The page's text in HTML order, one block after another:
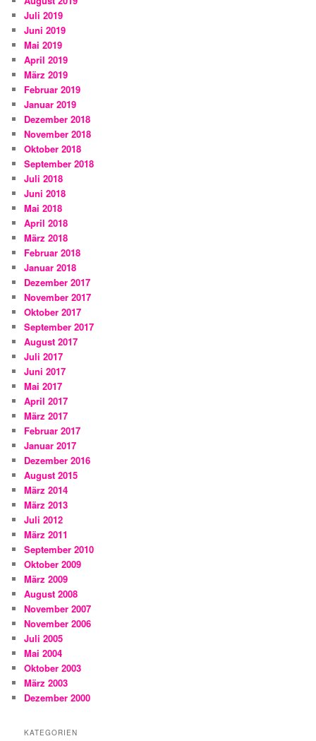
Juli 2019
Juni 2019
Mai 2019
April 2019
März 2019
Februar 2019
Januar 2019
Dezember 2018
November 2018
Oktober 2018
September 2018
Juli 2018
Juni 2018
Mai 2018
April 2018
März 2018
Februar 2018
Januar 2018
Dezember 2017
November 2017
Oktober 2017
September 2017
August 2017
Juli 2017
Juni 2017
Mai 2017
April 2017
März 2017
Februar 2017
Januar 2017
Dezember 2016
August 2015
März 2014
März 2013
Juli 2012
März 2011
September 2010
Oktober 2009
März 2009
August 2008
November 2007
November 2006
Juli 2005
Mai 2004
Oktober 2003
März 2003
Dezember 2000
KATEGORIEN